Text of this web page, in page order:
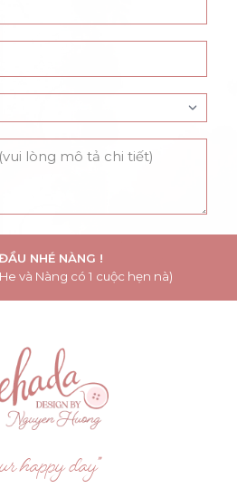
NHÉ NÀNG !
và Nàng có 1 cuộc hẹn nà)
happy day”